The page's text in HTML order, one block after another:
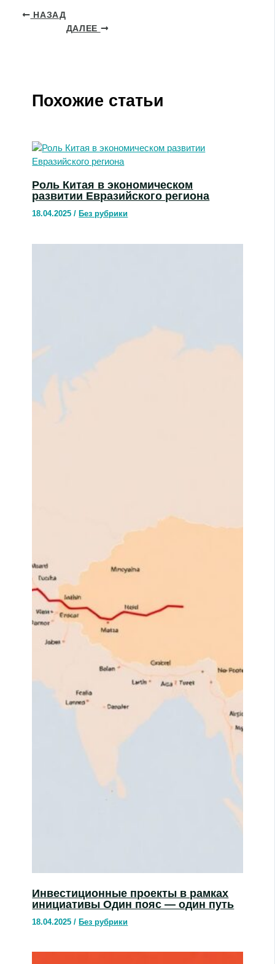
НАЗАД
ДАЛЕЕ
Похожие статьи
Роль Китая в экономическом
развитии Евразийского региона
18.04.2025/ Без рубрики
Инвестиционные проекты в рамках
инициативы Один пояс — один путь
18.04.2025/ Без рубрики